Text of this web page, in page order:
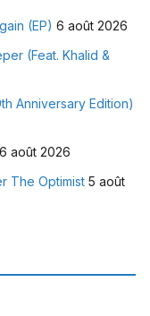
(EP) 6 août 2026
(Feat. Khalid &
Anniversary Edition)
6 août 2026
The Optimist 5 août